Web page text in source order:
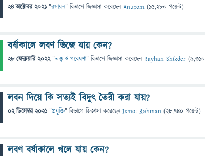
24 অক্টোবর 2021 "রসায়ন" বিভাগে জিজ্ঞাসাকরেছেনAnupom (15,280 পয়েন্ট)
বর্ষাকালে লবণ ভিজে যায় কেন?
28 ফেব্রুয়ারি 2022 "তত্ত্ব ও গবেষণা" বিভাগে জিজ্ঞাসাকরেছেনRayhan Shikder (9,310
লবন দিয়ে কি সত্যই বিদুৎ তৈরী করা যায়?
02 ডিসেম্বর 2021 "প্রযুক্তি" বিভাগে জিজ্ঞাসাকরেছেনIsmot Rahman (28,740 পয়েন্ট)
লবণ বর্ষাকালে গলে যায় কেন?